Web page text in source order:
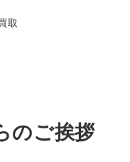
取
のご挨拶